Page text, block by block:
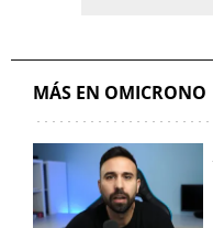
MÁS EN OMICRONO